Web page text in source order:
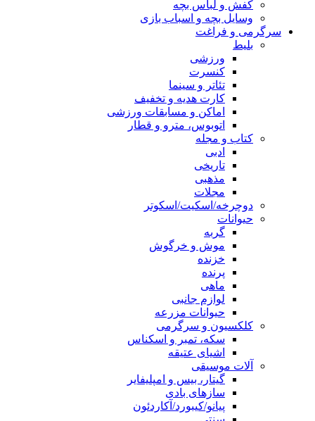
کفش و لباس بچه
وسایل بچه و اسباب بازی
سرگرمی و فراغت
بلیط
ورزشی
کنسرت
تئاتر و سینما
کارت هدیه و تخفیف
اماکن و مسابقات ورزشی
اتوبوس، مترو و قطار
کتاب و مجله
ادبی
تاریخی
مذهبی
مجلات
دوچرخه/اسکیت/اسکوتر
حیوانات
گربه
موش و خرگوش
خزنده
پرنده
ماهی
لوازم جانبی
حیوانات مزرعه
کلکسیون و سرگرمی
سکه، تمبر و اسکناس
اشیای عتیقه
آلات موسیقی
گیتار، بیس و امپلیفایر
سازهای بادی
پیانو/کیبورد/آکاردئون